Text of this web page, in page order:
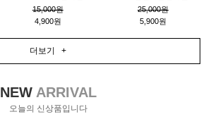
15,000원
4,900원
25,000원
5,900원
더보기 +
NEWARRIVAL
오늘의 신상품입니다